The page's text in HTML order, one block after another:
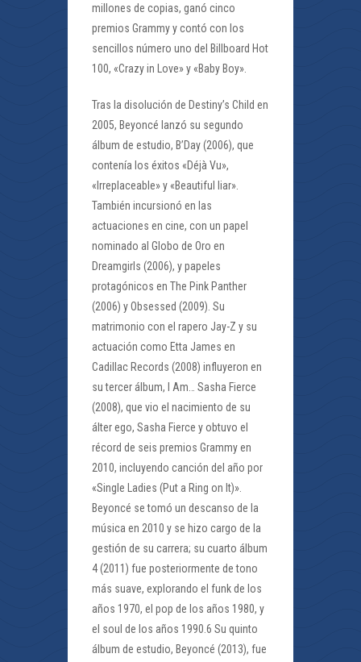
millones de copias, ganó cinco
premios Grammy y contó con los
sencillos número uno del Billboard Hot
100, «Crazy in Love» y «Baby Boy».
Tras la disolución de Destiny’s Child en
2005, Beyoncé lanzó su segundo
álbum de estudio, B’Day (2006), que
contenía los éxitos «Déjà Vu»,
«Irreplaceable» y «Beautiful liar».
También incursionó en las
actuaciones en cine, con un papel
nominado al Globo de Oro en
Dreamgirls (2006), y papeles
protagónicos en The Pink Panther
(2006) y Obsessed (2009). Su
matrimonio con el rapero Jay-Z y su
actuación como Etta James en
Cadillac Records (2008) influyeron en
su tercer álbum, I Am… Sasha Fierce
(2008), que vio el nacimiento de su
álter ego, Sasha Fierce y obtuvo el
récord de seis premios Grammy en
2010, incluyendo canción del año por
«Single Ladies (Put a Ring on It)».
Beyoncé se tomó un descanso de la
música en 2010 y se hizo cargo de la
gestión de su carrera; su cuarto álbum
4 (2011) fue posteriormente de tono
más suave, explorando el funk de los
años 1970, el pop de los años 1980, y
el soul de los años 1990.6 Su quinto
álbum de estudio, Beyoncé (2013), fue